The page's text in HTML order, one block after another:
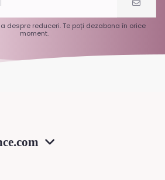
despre reduceri. Te poți dezabona în orice
moment.